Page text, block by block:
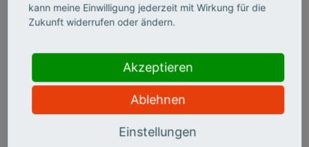
BILDUNGSSYSTEM
Per Einbahnstraße durch
die Hochschulbildung
Der Stifterverband hat die deutschen Hochschulen zehn Jahre
lang auf sechs Handlungsfeldern beobachtet und zieht ein
kann meine Einwilligung jederzeit mit Wirkung für die
Zukunft widerrufen oder ändern.
Akzeptieren
Ablehnen
Einstellungen